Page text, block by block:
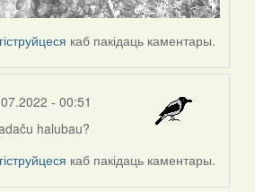
каб пакідаць каментары.
- 00:51
halubau?
каб пакідаць каментары.